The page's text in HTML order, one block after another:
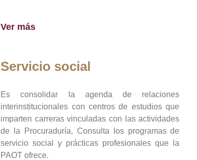
Ver más
Servicio social
Es consolidar la agenda de relaciones
interinstitucionales con centros de estudios que
imparten carreras vinculadas con las actividades
de la Procuraduría, Consulta los programas de
servicio social y prácticas profesionales que la
PAOT ofrece.